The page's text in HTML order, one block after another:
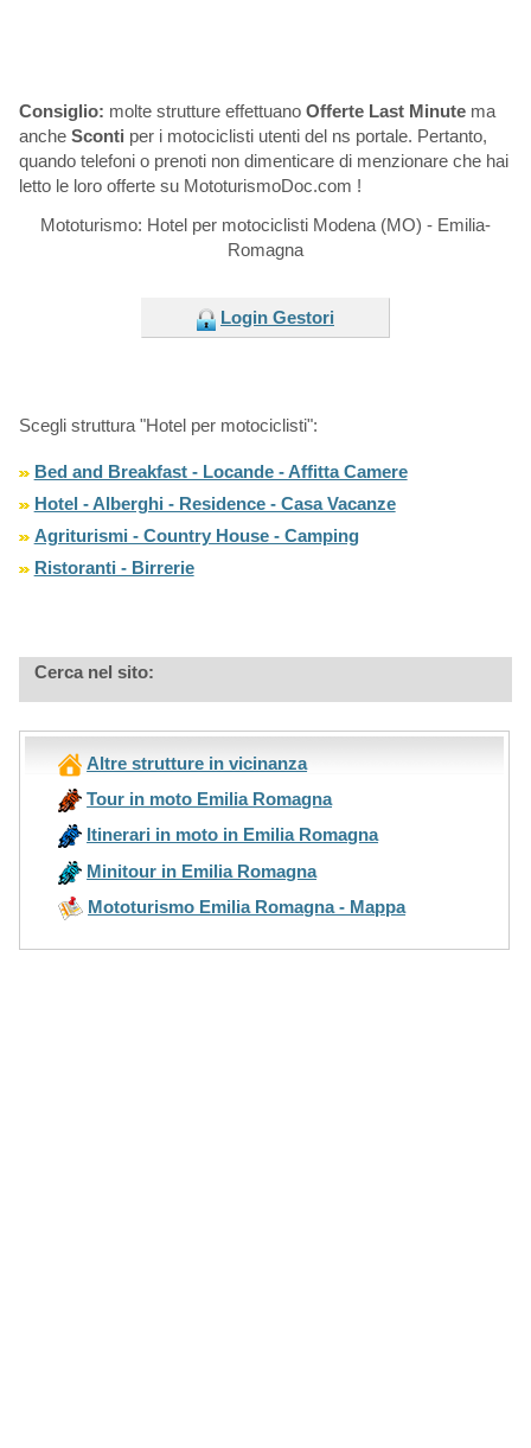
Consiglio: molte strutture effettuano Offerte Last Minutema
anche Sconti per i motociclisti utenti del ns portale. Pertanto,
quando telefoni o prenoti non dimenticare di menzionare che hai
letto le loro offerte su MototurismoDoc.com !
Mototurismo: Hotel per motociclisti Modena (MO) - Emilia-
Romagna
Login Gestori
Scegli struttura "Hotel per motociclisti":
Bed and Breakfast - Locande - Affitta Camere
Hotel - Alberghi - Residence - Casa Vacanze
Agriturismi - Country House - Camping
Ristoranti - Birrerie
Cerca nel sito:
Altre strutture in vicinanza
Tour in moto Emilia Romagna
Itinerari in moto in Emilia Romagna
Minitour in Emilia Romagna
Mototurismo Emilia Romagna - Mappa